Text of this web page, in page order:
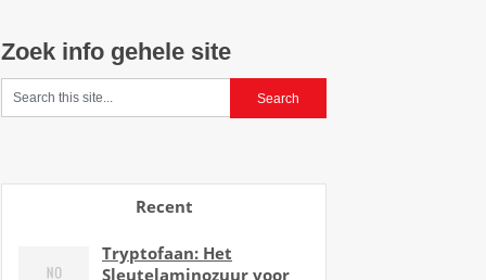
Zoek info gehele site
Recent
Tryptofaan: Het
Sleutelaminozuur voor